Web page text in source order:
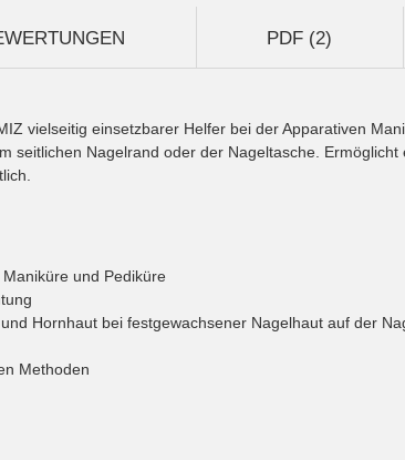
PDF (2)
vielseitig einsetzbarer Helfer bei der Apparativen
seitlichen Nagelrand oder der Nageltasche.
und Pediküre
Hornhaut bei festgewachsener Nagelhaut auf der
Methoden